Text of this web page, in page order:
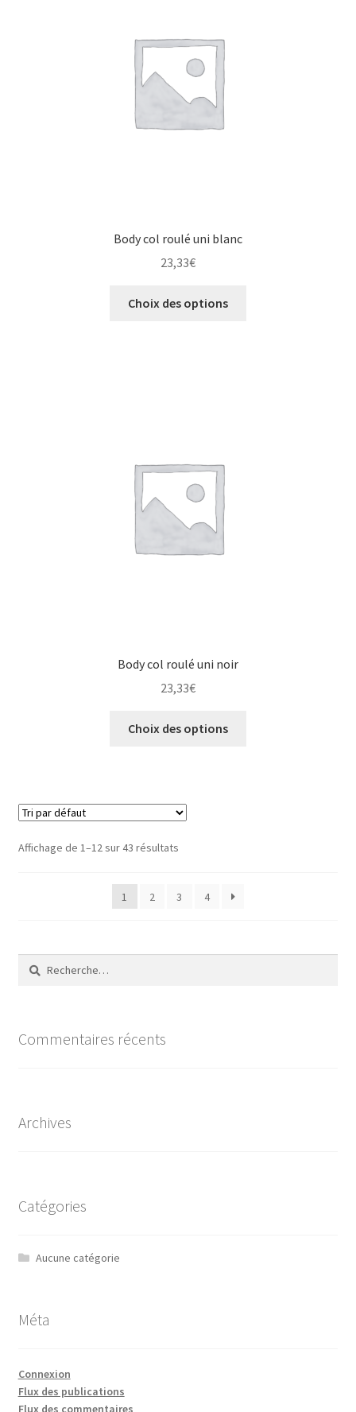
Body col roulé uni blanc
23,33€
Choix des options
Body col roulé uni noir
23,33€
Choix des options
Affichage de 1–12 sur 43 résultats
1 2 3 4
Rechercher :
Commentaires récents
Archives
Catégories
Aucune catégorie
Méta
Connexion
Flux des publications
Flux des commentaires